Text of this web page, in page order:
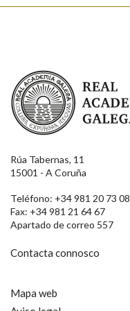
Real Academia Galega
Rúa Tabernas, 11
15001 - A Coruña
Teléfono: +34 981 20 73 08
Fax: +34 981 21 64 67
Apartado de correo 557
Contacta connosco
Mapa web